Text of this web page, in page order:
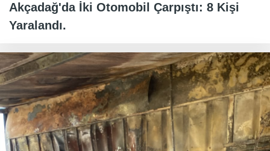
Akçadağ'da İki Otomobil Çarpıştı: 8 Kişi
Yaralandı.